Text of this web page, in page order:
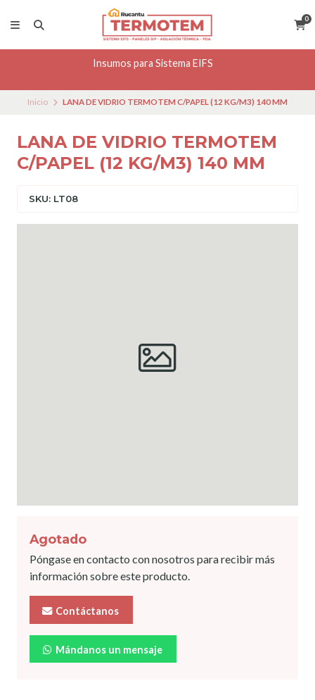
0
Insumos para Sistema EIFS
Inicio LANA DE VIDRIO TERMOTEM C/PAPEL (12 KG/M3) 140 MM
LANA DE VIDRIO TERMOTEM
C/PAPEL (12 KG/M3) 140 MM
SKU: LT08
Agotado
Póngase en contacto con nosotros para recibir más
información sobre este producto.
Contáctanos
Mándanos un mensaje